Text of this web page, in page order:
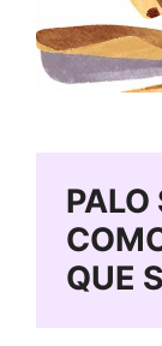
PALO
QUE